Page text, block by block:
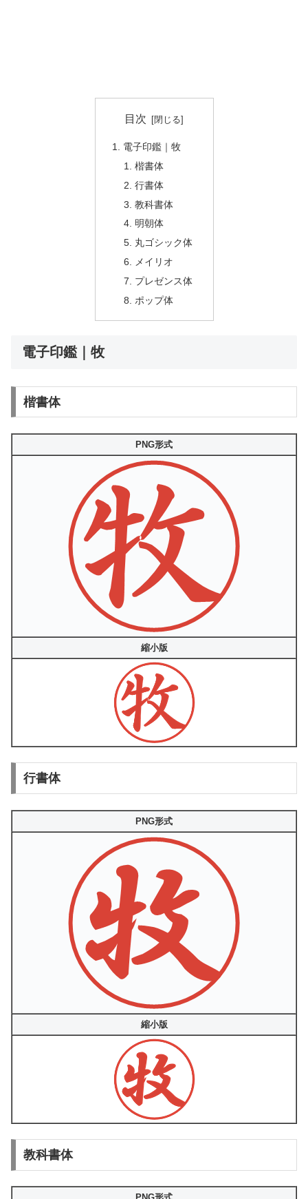
目次
電子印鑑｜牧
楷書体
行書体
教科書体
明朝体
丸ゴシック体
メイリオ
プレゼンス体
ポップ体
電子印鑑｜牧
楷書体
PNG形式
縮小版
行書体
PNG形式
縮小版
教科書体